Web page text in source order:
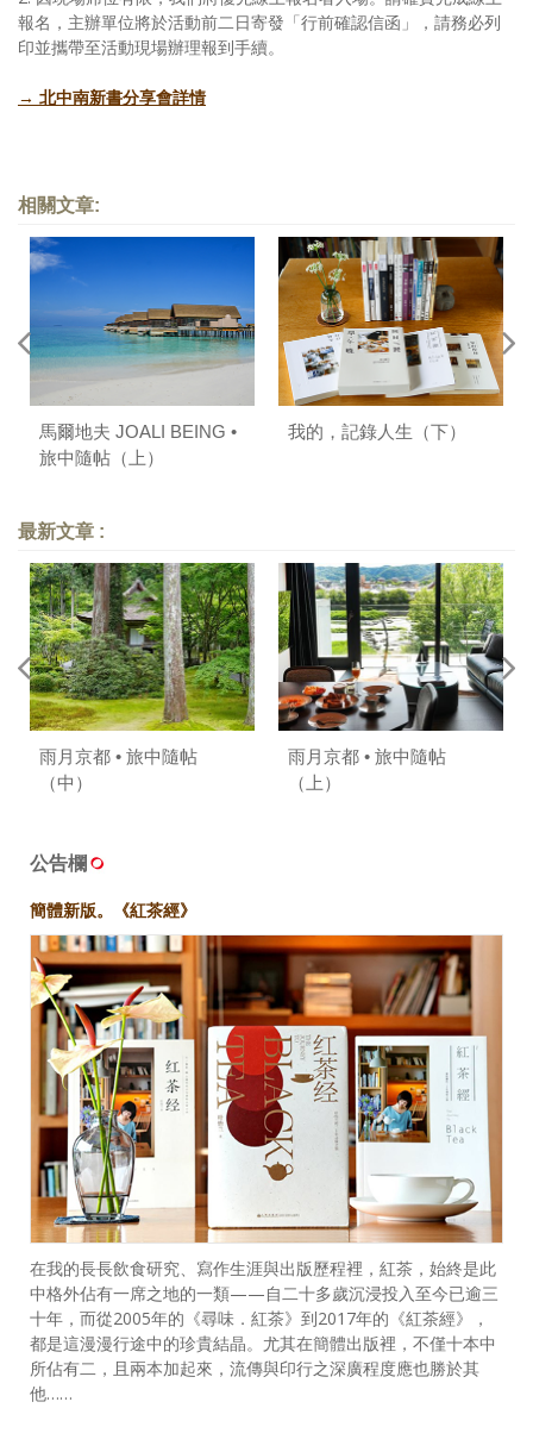
報名，主辦單位將於活動前二日寄發「行前確認信函」，請務必列
印並攜帶至活動現場辦理報到手續。
→ 北中南新書分享會詳情
相關文章:
馬爾地夫 JOALI BEING •
旅中隨帖（上）
我的，記錄人生（下）
最新文章 :
雨月京都 • 旅中隨帖
（中）
雨月京都 • 旅中隨帖
（上）
公告欄
簡體新版。《紅茶經》
在我的長長飲食研究、寫作生涯與出版歷程裡，紅茶，始終是此
中格外佔有一席之地的一類——自二十多歲沉浸投入至今已逾三
十年，而從2005年的《尋味．紅茶》到2017年的《紅茶經》，
都是這漫漫行途中的珍貴結晶。尤其在簡體出版裡，不僅十本中
所佔有二，且兩本加起來，流傳與印行之深廣程度應也勝於其
他……